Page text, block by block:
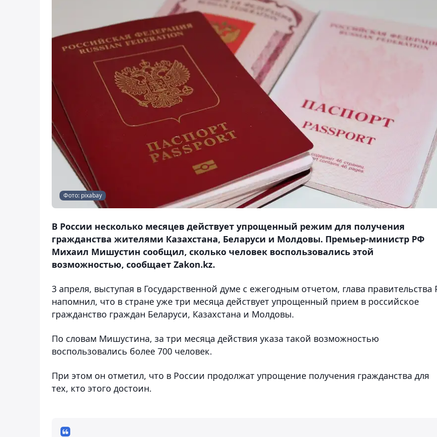
Фото: pixabay
В России несколько месяцев действует упрощенный режим для получения
гражданства жителями Казахстана, Беларуси и Молдовы. Премьер-министр РФ
Михаил Мишустин сообщил, сколько человек воспользовались этой
возможностью, сообщает Zakon.kz.
3 апреля, выступая в Государственной думе с ежегодным отчетом, глава правительства
напомнил, что в стране уже три месяца действует упрощенный прием в российское
гражданство граждан Беларуси, Казахстана и Молдовы.
По словам Мишустина, за три месяца действия указа такой возможностью
воспользовались более 700 человек.
При этом он отметил, что в России продолжат упрощение получения гражданства для
тех, кто этого достоин.